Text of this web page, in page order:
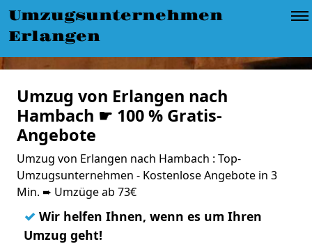
Umzugsunternehmen
Erlangen
Umzug von Erlangen nach
Hambach ☛ 100 % Gratis-
Angebote
Umzug von Erlangen nach Hambach : Top-
Umzugsunternehmen - Kostenlose Angebote in 3
Min. ➨ Umzüge ab 73€
✓ Wir helfen Ihnen, wenn es um Ihren
Umzug geht!